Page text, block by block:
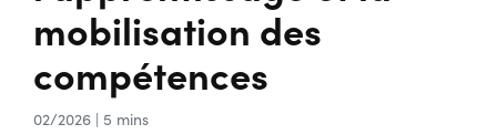
mobilisation des
compétences
02/2026 | 5 mins